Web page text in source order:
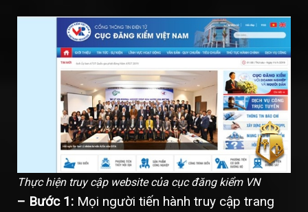
Thực hiện truy cập website của cục đăng kiểm VN
– Bước 1:Mọi người tiến hành truy cập trang